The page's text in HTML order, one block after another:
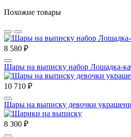
Похожие товары
8 580 ₽
Шары на выписку набор Лошадка-
10 710 ₽
Шары на выписку девочки
8 300 ₽